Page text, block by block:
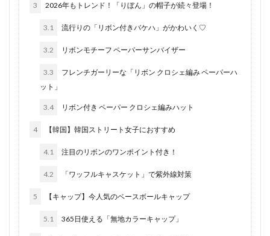
3 2026年もトレンド！「りぼん」の帽子が続々登場！
3.1 流行りの「リボン付きバケハ」がかわいく♡
3.2 リボンモチーフ ペーパーサンバイザー
3.3
フレンチガーリーな「リボン クロシェ編み ペーパーハ
ット」
3.4 リボン付き ペーパー クロシェ編みハット
4 【韓国】韓国ストリート女子におすすめ
4.1 注目のリボンのワンポイント付き！
4.2 「ワッフルキャスケット」で紫外線対策
5 【キャップ】今人気のベースボールキャップ
5.1 365日使える「無地カラーキャップ」